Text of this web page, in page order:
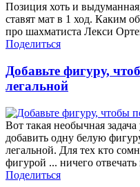
Позиция хоть и
ставят мат в 1 ход. Каким
про шахматиста Лекси
Поделиться
Добавьте фигуру,
легальной
Вот такая необычная
добавить одну белую
легальной. Для тех кто
фигурой ... ничего отвечать
Поделиться